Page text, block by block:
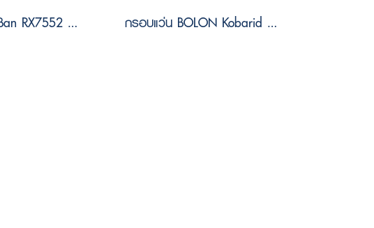
กรอบแว่น RayBan RX7552 3213 Size 54 กรอบแว่น BOLON Kobarid BJ6185 B15 Size 52